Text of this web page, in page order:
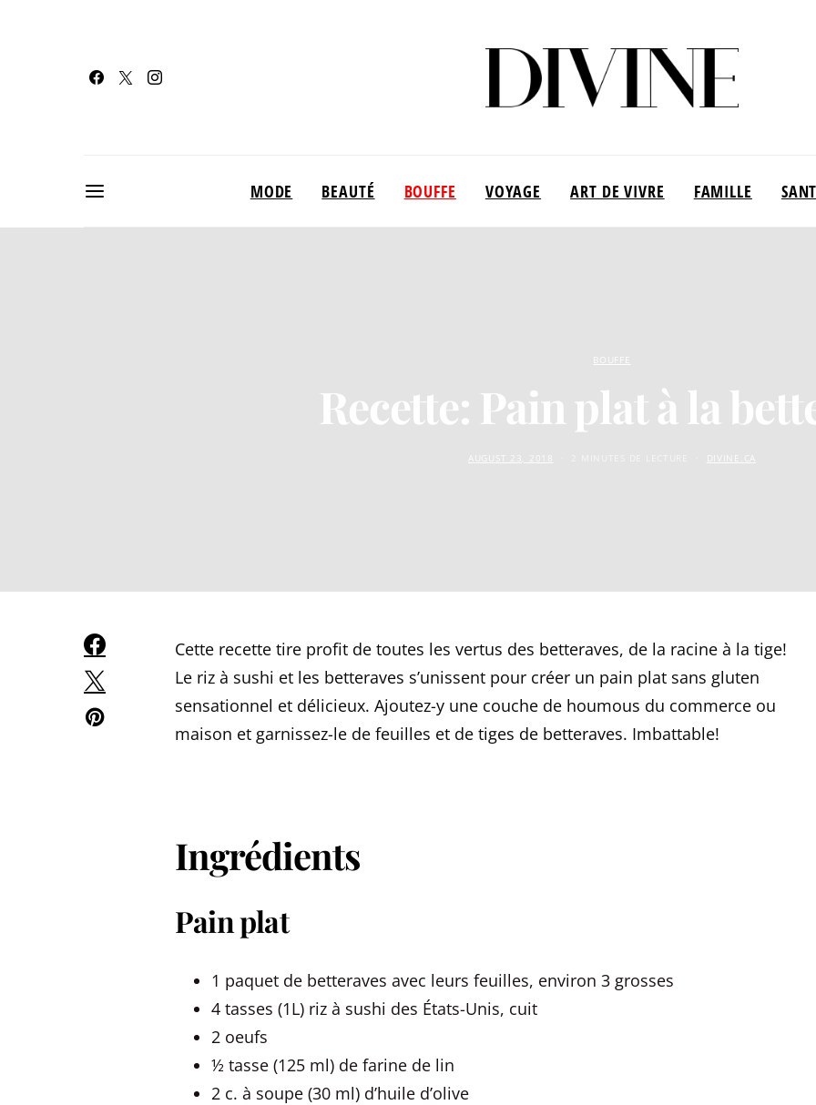
MODE BEAUTÉ BOUFFE VOYAGE ART DE VIVRE FAMILLE
BOUFFE
Recette: Pain plat à la
AUGUST 23, 2018 DIVINE.CA
Cette recette tire profit de toutes les vertus des betteraves, de la racine à la tige!
Le riz à sushi et les betteraves s’unissent pour créer un pain plat sans gluten
sensationnel et délicieux. Ajoutez-y une couche de houmous du commerce ou
maison et garnissez-le de feuilles et de tiges de betteraves. Imbattable!
Ingrédients
Pain plat
1 paquet de betteraves avec leurs feuilles, environ 3 grosses
4 tasses (1L) riz à sushi des États-Unis, cuit
2 oeufs
½ tasse (125 ml) de farine de lin
2 c. à soupe (30 ml) d’huile d’olive